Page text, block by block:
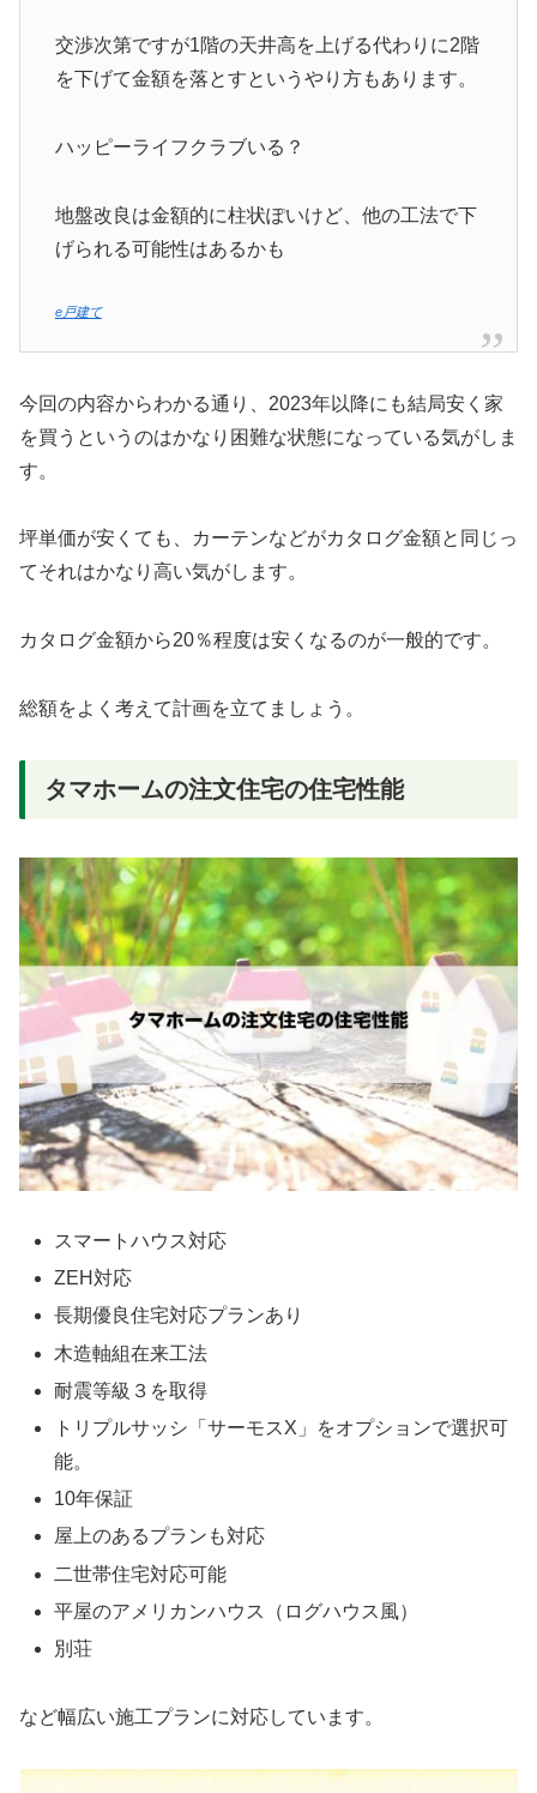
交渉次第ですが1階の天井高を上げる代わりに2階
を下げて金額を落とすというやり方もあります。
ハッピーライフクラブいる？
地盤改良は金額的に柱状ぽいけど、他の工法で下
げられる可能性はあるかも
e戸建て
今回の内容からわかる通り、2023年以降にも結局安く家
を買うというのはかなり困難な状態になっている気がしま
す。
坪単価が安くても、カーテンなどがカタログ金額と同じっ
てそれはかなり高い気がします。
カタログ金額から20％程度は安くなるのが一般的です。
総額をよく考えて計画を立てましょう。
タマホームの注文住宅の住宅性能
スマートハウス対応
ZEH対応
長期優良住宅対応プランあり
木造軸組在来工法
耐震等級３を取得
トリプルサッシ「サーモスX」をオプションで選択可
能。
10年保証
屋上のあるプランも対応
二世帯住宅対応可能
平屋のアメリカンハウス（ログハウス風）
別荘
など幅広い施工プランに対応しています。